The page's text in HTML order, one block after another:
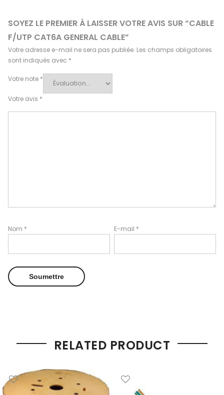
SOYEZ LE PREMIER À LAISSER VOTRE AVIS SUR “CABLE
F/UTP CAT6A GENERAL CABLE”
Votre adresse e-mail ne sera pas publiée. Les champs obligatoires
sont indiqués avec *
Votre note *
Votre avis *
Nom * E-mail *
RELATED PRODUCT